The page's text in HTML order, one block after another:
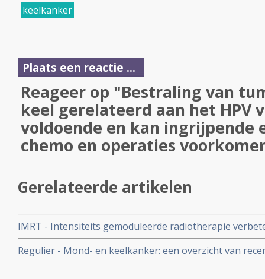
keelkanker
Plaats een reactie ...
Reageer op "Bestraling van
keel gerelateerd aan het HPV
voldoende en kan ingrijpende
chemo en operaties
Gerelateerde artikelen
IMRT - Intensiteits gemoduleerde radiotherapie
langere ziektevrije tijd en lmediaan angere overleving
keelkankerpatienten.
Regulier - Mond- en keelkanker: een overzicht van